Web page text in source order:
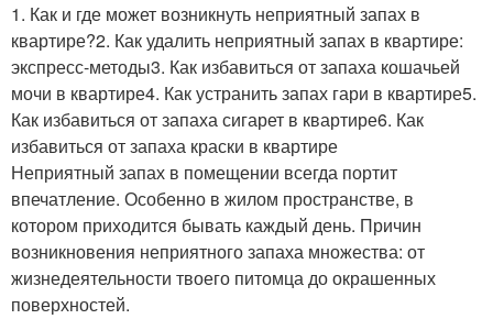
1. Как и где может возникнуть неприятный запах в
квартире?2. Как удалить неприятный запах в квартире:
экспресс-методы3. Как избавиться от запаха кошачьей
мочи в квартире4. Как устранить запах гари в квартире5.
Как избавиться от запаха сигарет в квартире6. Как
избавиться от запаха краски в квартире
Неприятный запах в помещении всегда портит
впечатление. Особенно в жилом пространстве, в
котором приходится бывать каждый день. Причин
возникновения неприятного запаха множества: от
жизнедеятельности твоего питомца до окрашенных
поверхностей.